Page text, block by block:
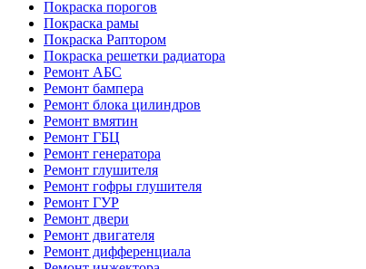
Покраска порогов
Покраска рамы
Покраска Раптором
Покраска решетки радиатора
Ремонт АБС
Ремонт бампера
Ремонт блока цилиндров
Ремонт вмятин
Ремонт ГБЦ
Ремонт генератора
Ремонт глушителя
Ремонт гофры глушителя
Ремонт ГУР
Ремонт двери
Ремонт двигателя
Ремонт дифференциала